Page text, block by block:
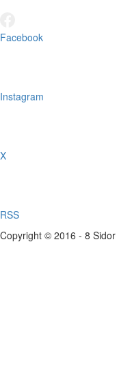
Facebook
Instagram
X
RSS
Copyright © 2016 - 8 Sidor